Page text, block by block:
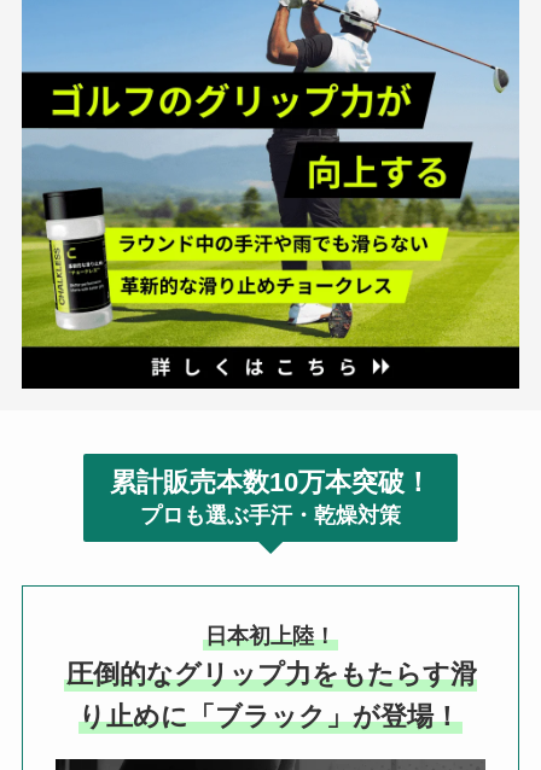
累計販売本数10万本突破！
プロも選ぶ手汗・乾燥対策
日本初上陸！
圧倒的なグリップ力をもたらす滑
り止めに「ブラック」が登場！